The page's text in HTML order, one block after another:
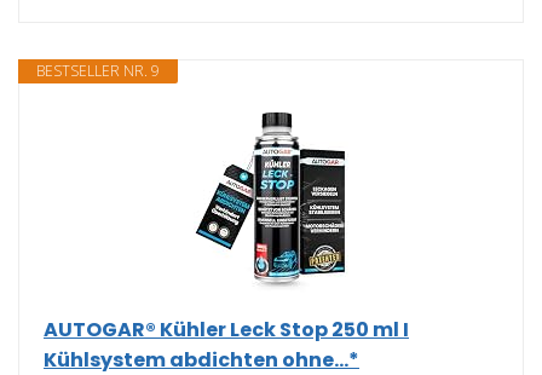
BESTSELLER NR. 9
AUTOGAR® Kühler Leck Stop 250 ml I
Kühlsystem abdichten ohne...*